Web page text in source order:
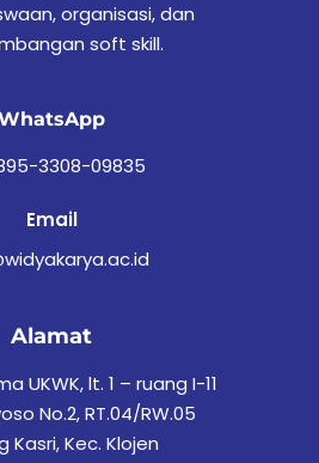
organisasi, dan
soft skill.
3308-09835
Email
Alamat
UKWK, lt. 1 – ruang I-11
No.2, RT.04/RW.05
Kasri, Kec. Klojen